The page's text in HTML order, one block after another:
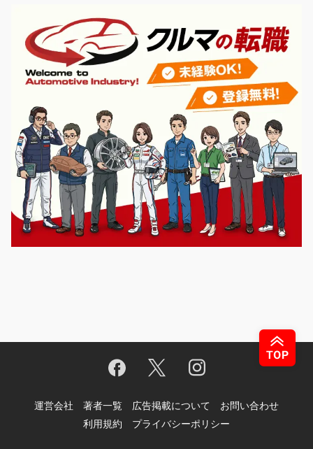
運営会社 著者一覧 広告掲載について
お問い合わせ
利用規約
プライバシーポリシー